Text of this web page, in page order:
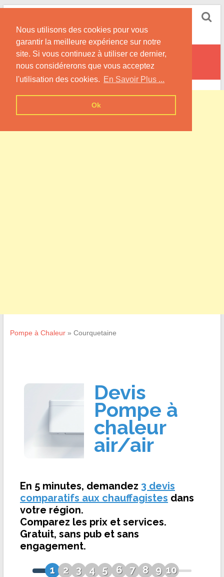
Nous utilisons des cookies pour vous
garantir la meilleure expérience sur notre
site. Si vous continuez à utiliser ce dernier,
nous considérerons que vous acceptez
l'utilisation des cookies. En Savoir Plus ...
Ok
Skip
content
Informations sur les Pompes à Chaleur
Courquetaine
Pompe à Chaleur» Courquetaine